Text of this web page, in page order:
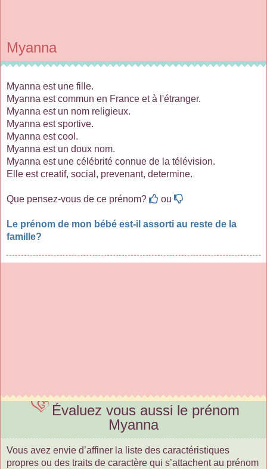
Myanna
Myanna est une fille.
Myanna est commun en France et à l'étranger.
Myanna est un nom religieux.
Myanna est sportive.
Myanna est cool.
Myanna est un doux nom.
Myanna est une célébrité connue de la télévision.
Elle est creatif, social, prevenant, determine.
Que pensez-vous de ce prénom? ou
Le prénom de mon bébé est-il assorti au reste de la
famille?
Évaluez vous aussi le prénom
Myanna
Vous avez envie d’affiner la liste des caractéristiques
propres ou des traits de caractère qui s’attachent au prénom